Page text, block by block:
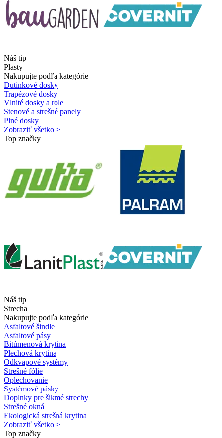
Náš tip
Plasty
Nakupujte podľa kategórie
Dutinkové dosky
Trapézové dosky
Vlnité dosky a role
Stenové a strešné panely
Plné dosky
Zobraziť všetko >
Top značky
Náš tip
Strecha
Nakupujte podľa kategórie
Asfaltové šindle
Asfaltové pásy
Bitúmenová krytina
Plechová krytina
Odkvapové systémy
Strešné fólie
Oplechovanie
Systémové pásky
Doplnky pre šikmé strechy
Strešné okná
Ekologická strešná krytina
Zobraziť všetko >
Top značky